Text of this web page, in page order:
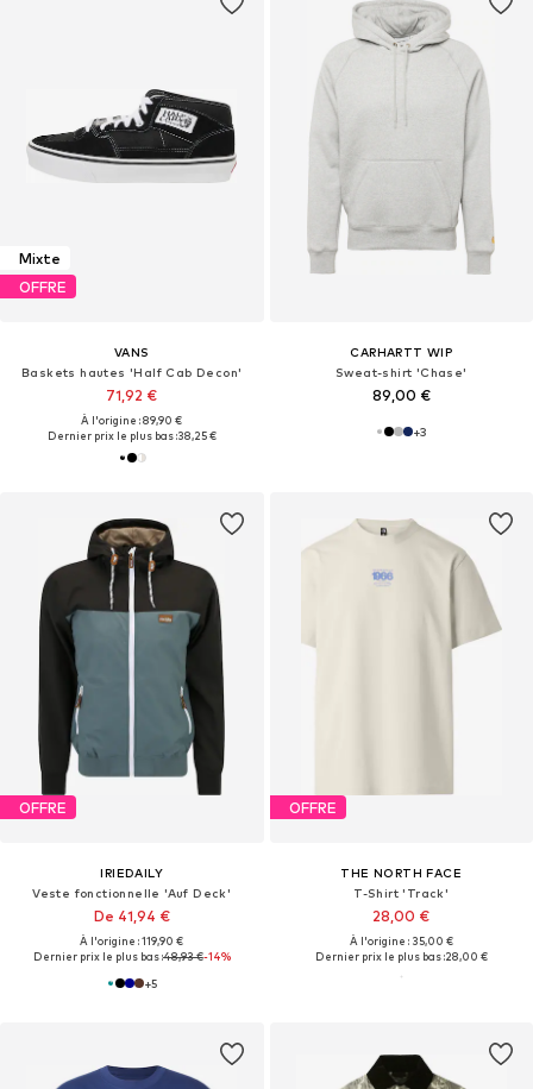
Mixte
OFFRE
VANS
Baskets hautes 'Half Cab Decon'
71,92 €
À l'origine : 89,90 €
Dernier prix le plus bas :38,25 €
CARHARTT WIP
Sweat-shirt 'Chase'
89,00 €
+3
OFFRE
IRIEDAILY
Veste fonctionnelle 'Auf Deck'
De 41,94 €
À l'origine : 119,90 €
Dernier prix le plus bas :48,93 €-14%
+5
OFFRE
THE NORTH FACE
T-Shirt 'Track'
28,00 €
À l'origine : 35,00 €
Dernier prix le plus bas :28,00 €